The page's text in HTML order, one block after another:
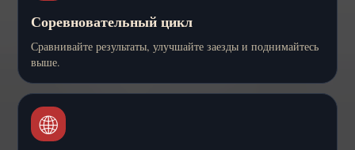
Соревновательный цикл
Сравнивайте результаты, улучшайте заезды и поднимайтесь
выше.
🌐